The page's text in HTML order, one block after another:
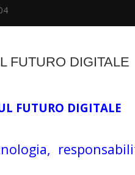
FUTURO DIGITALE
FUTURO DIGITALE